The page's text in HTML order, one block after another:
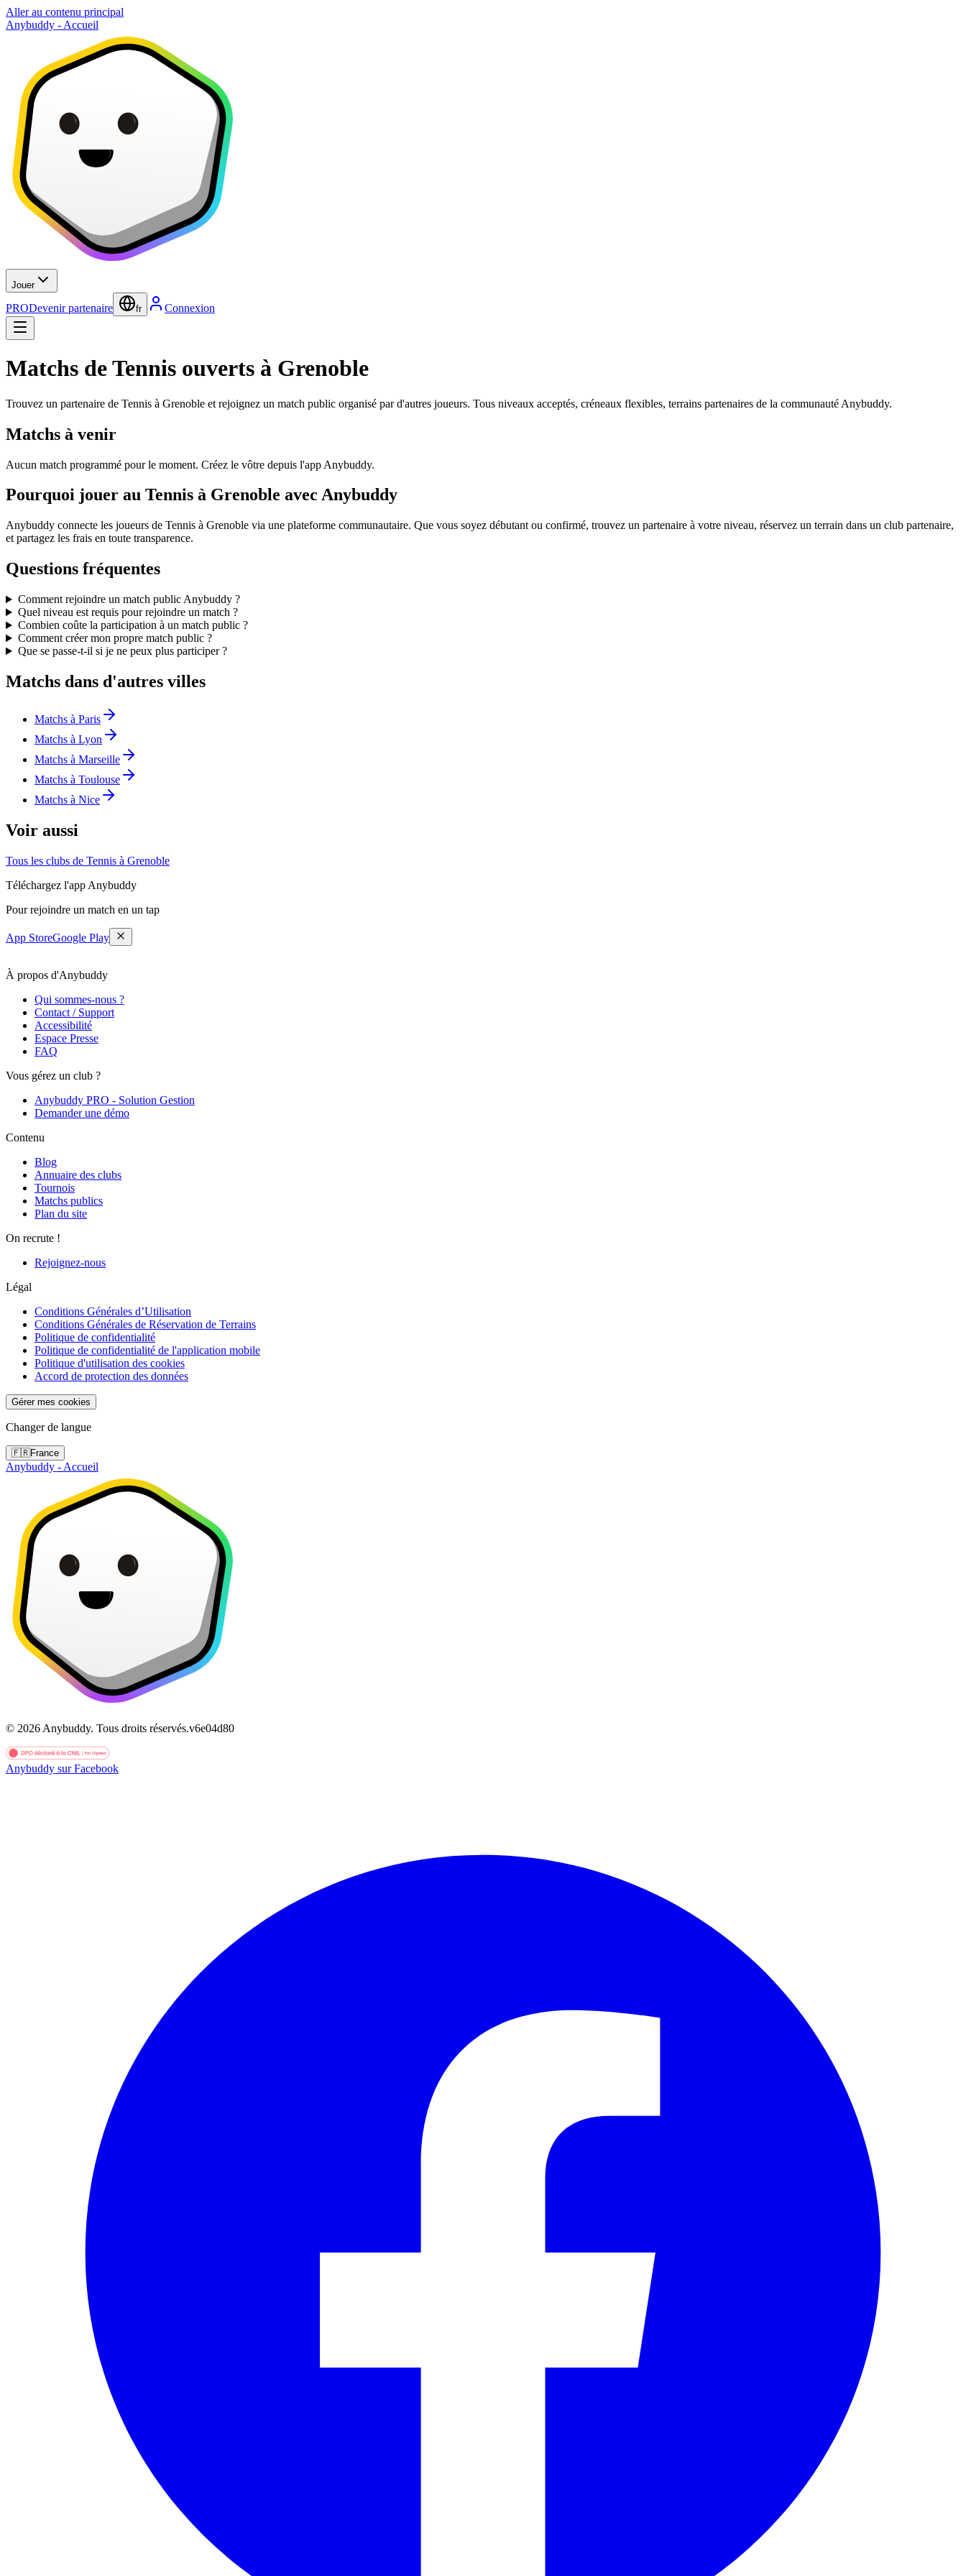
Aller au contenu principal
Anybuddy - Accueil
Jouer
PRODevenir partenaire fr Connexion
Matchs de Tennis ouverts à Grenoble
Trouvez un partenaire de Tennis à Grenoble et rejoignez un match public organisé par d'autres joueurs. Tous niveaux acceptés, créneaux flexibles, terrains partenaires de la communauté Anybuddy.
Matchs à venir
Aucun match programmé pour le moment. Créez le vôtre depuis l'app Anybuddy.
Pourquoi jouer au Tennis à Grenoble avec Anybuddy
Anybuddy connecte les joueurs de Tennis à Grenoble via une plateforme communautaire. Que vous soyez débutant ou confirmé, trouvez un partenaire à votre niveau, réservez un terrain dans un club partenaire,
et partagez les frais en toute transparence.
Questions fréquentes
Comment rejoindre un match public Anybuddy ?
Quel niveau est requis pour rejoindre un match ?
Combien coûte la participation à un match public ?
Comment créer mon propre match public ?
Que se passe-t-il si je ne peux plus participer ?
Matchs dans d'autres villes
Matchs à Paris
Matchs à Lyon
Matchs à Marseille
Matchs à Toulouse
Matchs à Nice
Voir aussi
Tous les clubs de Tennis à Grenoble
Téléchargez l'app Anybuddy
Pour rejoindre un match en un tap
App StoreGoogle Play
À propos d'Anybuddy
Qui sommes-nous ?
Contact / Support
Accessibilité
Espace Presse
FAQ
Vous gérez un club ?
Anybuddy PRO - Solution Gestion
Demander une démo
Contenu
Blog
Annuaire des clubs
Tournois
Matchs publics
Plan du site
On recrute !
Rejoignez-nous
Légal
Conditions Générales d’Utilisation
Conditions Générales de Réservation de Terrains
Politique de confidentialité
Politique de confidentialité de l'application mobile
Politique d'utilisation des cookies
Accord de protection des données
Gérer mes cookies
Changer de langue
🇫🇷France
Anybuddy - Accueil
© 2026 Anybuddy. Tous droits réservés.v6e04d80
Anybuddy sur Facebook